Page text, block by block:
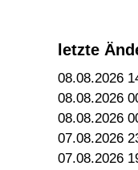
letzte
08.08.2026
08.08.2026
08.08.2026
07.08.2026
07.08.2026